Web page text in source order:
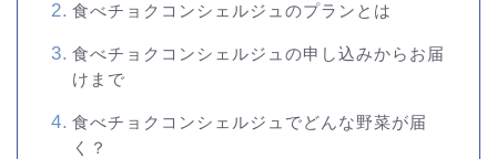
食べチョクコンシェルジュのプランとは
食べチョクコンシェルジュの申し込みからお届
けまで
食べチョクコンシェルジュでどんな野菜が届
く？